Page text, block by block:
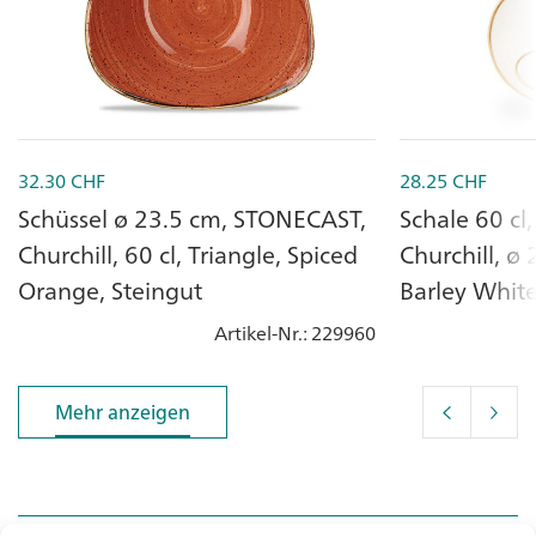
32.30CHF
Schüssel ø 23.5 cm, STONECAST,
Churchill, 60 cl, Triangle, Spiced
Orange, Steingut
Artikel-Nr.: 229960
28.25 CHF
Schale 60 cl,
Churchill, ø
Barley
Mehr anzeigen
Mehr anzeigen